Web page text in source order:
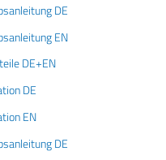
DE
EN
DE+EN
DE
EN
DE